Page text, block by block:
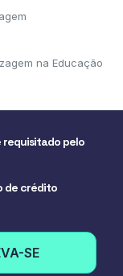
na Educação
requisitado pelo
de crédito
SE